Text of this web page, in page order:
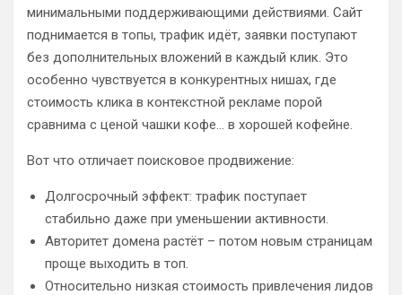
минимальными поддерживающими действиями. Сайт
поднимается в топы, трафик идёт, заявки поступают
без дополнительных вложений в каждый клик. Это
особенно чувствуется в конкурентных нишах, где
стоимость клика в контекстной рекламе порой
сравнима с ценой чашки кофе… в хорошей кофейне.
Вот что отличает поисковое продвижение:
Долгосрочный эффект: трафик поступает
стабильно даже при уменьшении активности.
Авторитет домена растёт – потом новым страницам
проще выходить в топ.
Относительно низкая стоимость привлечения лидов